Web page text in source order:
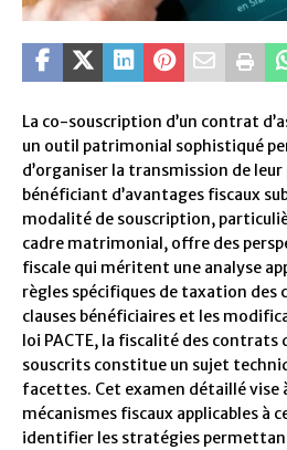
La co-souscription d’un contrat
un outil patrimonial sophistiqué
d’organiser la transmission de
bénéficiant d’avantages fiscaux
modalité de souscription,
cadre matrimonial, offre des
fiscale qui méritent une analyse
règles spécifiques de taxation des
clauses bénéficiaires et les
loi PACTE, la fiscalité des contrats
souscrits constitue un sujet
facettes. Cet examen détaillé vise
mécanismes fiscaux applicables à
identifier les stratégies